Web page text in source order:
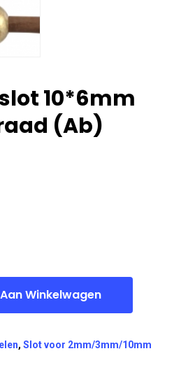
10*6mm
(ab)
Winkelwagen
, Slot voor 2mm/3mm/10mm